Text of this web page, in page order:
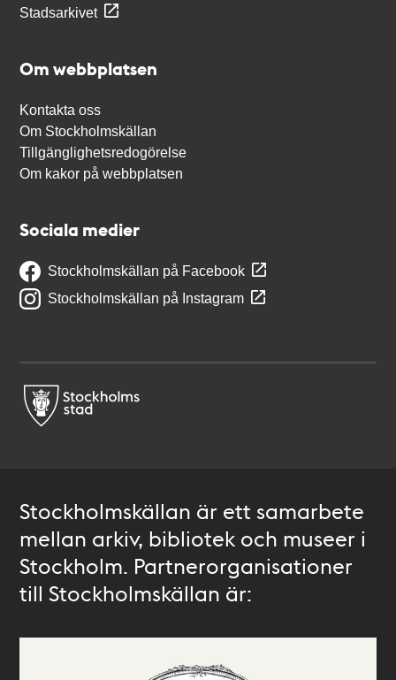
Stadsarkivet
Om webbplatsen
Kontakta oss
Om Stockholmskällan
Tillgänglighetsredogörelse
Om kakor på webbplatsen
Sociala medier
Stockholmskällan på Facebook
Stockholmskällan på Instagram
Stockholmskällan är ett samarbete
mellan arkiv, bibliotek och museer i
Stockholm. Partnerorganisationer
till Stockholmskällan är: